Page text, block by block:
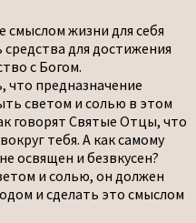
смыслом жизни для себя
для достижения
с Богом.
что предназначение
светом и солью в этом
говорят Святые Отцы, что
тебя. А как самому
освящен и безвкусен?
и солью, он должен
и сделать это смыслом